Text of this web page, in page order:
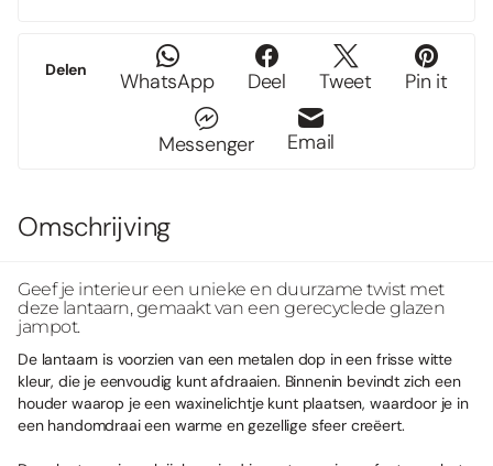
Delen WhatsApp Deel Tweet Pin it
Messenger Email
Omschrijving
Geef je interieur een unieke en duurzame twist met
deze lantaarn, gemaakt van een gerecyclede glazen
jampot.
De lantaarn is voorzien van een metalen dop in een frisse witte
kleur, die je eenvoudig kunt afdraaien. Binnenin bevindt zich een
houder waarop je een waxinelichtje kunt plaatsen, waardoor je in
een handomdraai een warme en gezellige sfeer creëert.